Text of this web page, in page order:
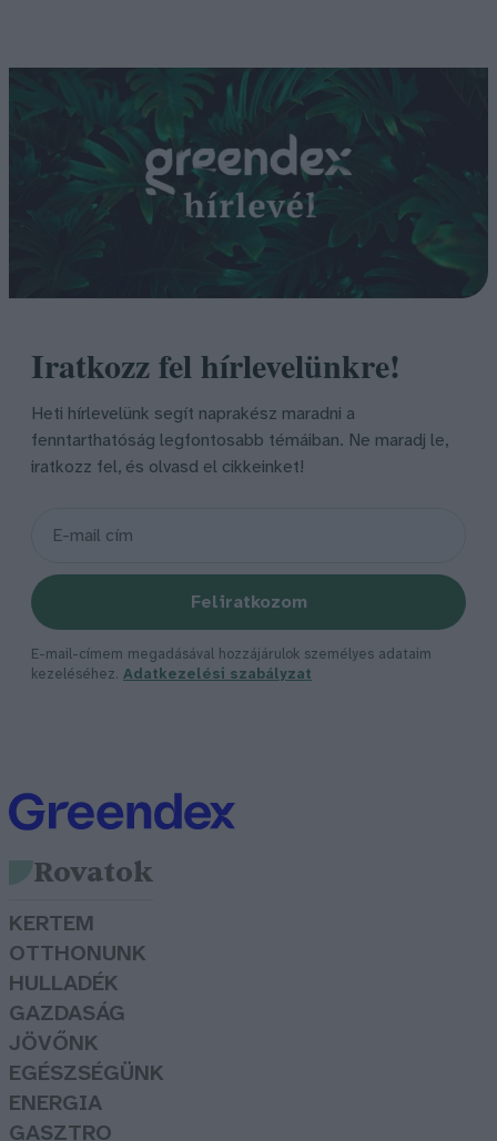
Iratkozz fel hírlevelünkre!
Heti hírlevelünk segít naprakész maradni a
fenntarthatóság legfontosabb témáiban. Ne maradj le,
iratkozz fel, és olvasd el cikkeinket!
Feliratkozom
E-mail-címem megadásával hozzájárulok személyes adataim
kezeléséhez. Adatkezelési szabályzat
Rovatok
KERTEM
OTTHONUNK
HULLADÉK
GAZDASÁG
JÖVŐNK
EGÉSZSÉGÜNK
ENERGIA
GASZTRO